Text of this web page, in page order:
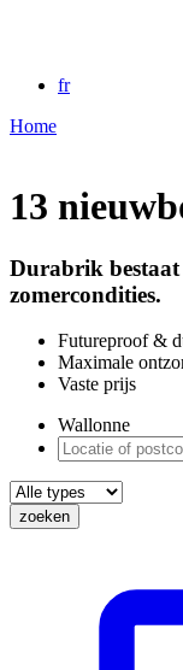
fr
Home
13
Durabrik
zomercondities.
Futureproof &
Maximale
Vaste prijs
Wallonne
zoeken